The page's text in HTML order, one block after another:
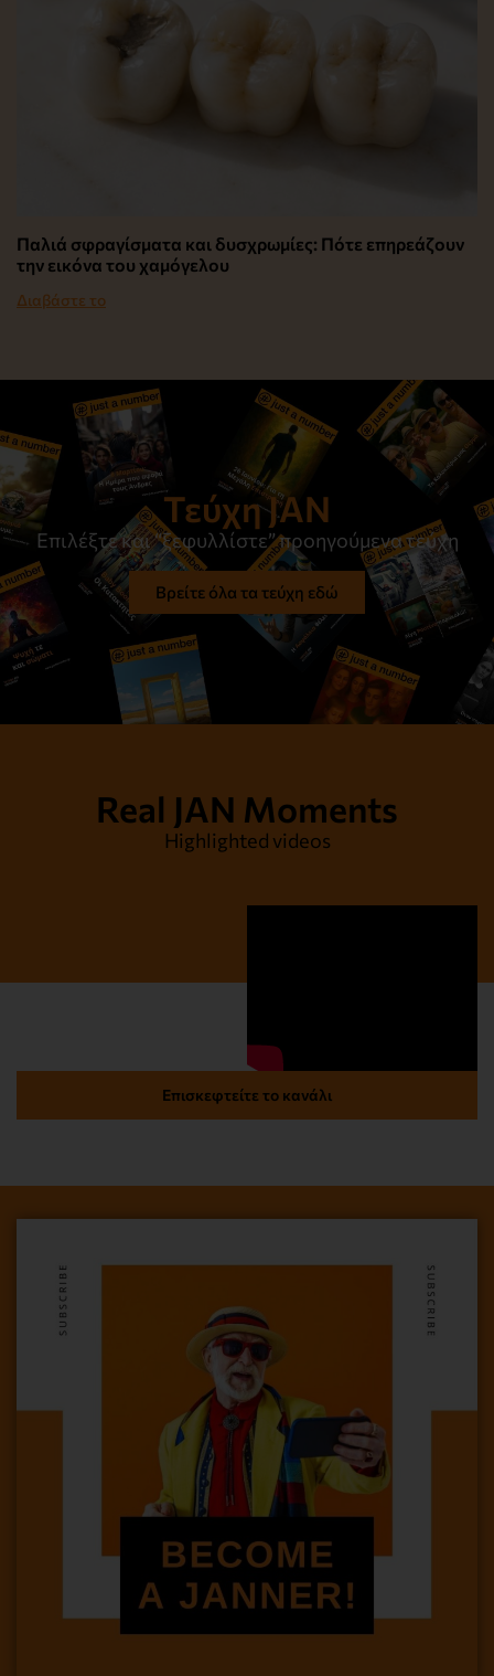
Παλιά σφραγίσματα και δυσχρωμίες: Πότε επηρεάζουν
την εικόνα του χαμόγελου
Διαβάστε το
Τεύχη JAN
Επιλέξτε και “ξεφυλλίστε” προηγούμενα τεύχη
Βρείτε όλα τα τεύχη εδώ
Real JAN Moments
Highlighted videos
Επισκεφτείτε το κανάλι